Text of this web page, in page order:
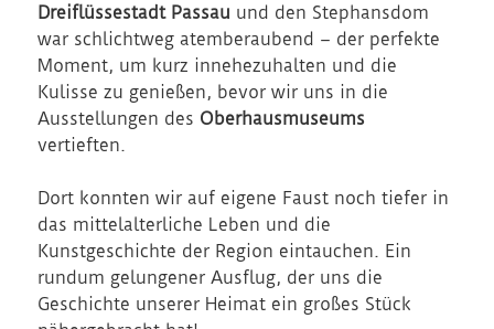
Dreiflüssestadt Passau und den Stephansdom
war schlichtweg atemberaubend – der perfekte
Moment, um kurz innehezuhalten und die
Kulisse zu genießen, bevor wir uns in die
Ausstellungen des Oberhausmuseums
vertieften.
Dort konnten wir auf eigene Faust noch tiefer in
das mittelalterliche Leben und die
Kunstgeschichte der Region eintauchen. Ein
rundum gelungener Ausflug, der uns die
Geschichte unserer Heimat ein großes Stück